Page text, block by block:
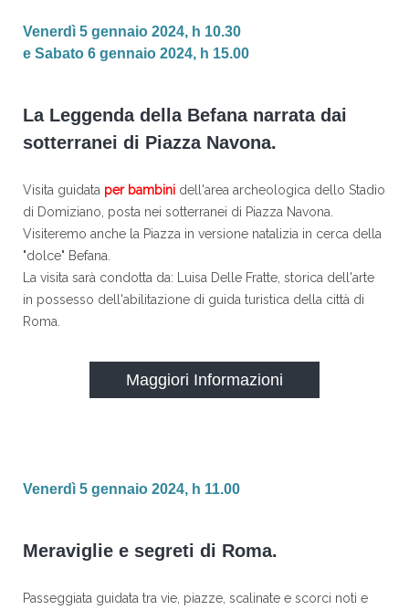
Venerdì 5 gennaio 2024, h 10.30
e Sabato 6 gennaio 2024, h 15.00
La Leggenda della Befana narrata dai
sotterranei di Piazza Navona.
Visita guidata per bambini dell'area archeologica dello Stadio
di Domiziano, posta nei sotterranei di Piazza Navona.
Visiteremo anche la Piazza in versione natalizia in cerca della
"dolce" Befana.
La visita sarà condotta da: Luisa Delle Fratte, storica dell'arte
in possesso dell'abilitazione di guida turistica della città di
Roma.
Maggiori Informazioni
Venerdì 5 gennaio 2024, h 11.00
Meraviglie e segreti di Roma.
Passeggiata guidata tra vie, piazze, scalinate e scorci noti e